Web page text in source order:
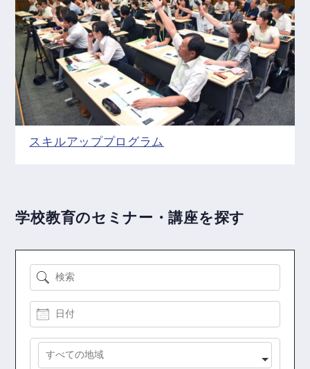
スキルアッププログラム
学校教育のセミナー・講座を探す
検索
日付
地域